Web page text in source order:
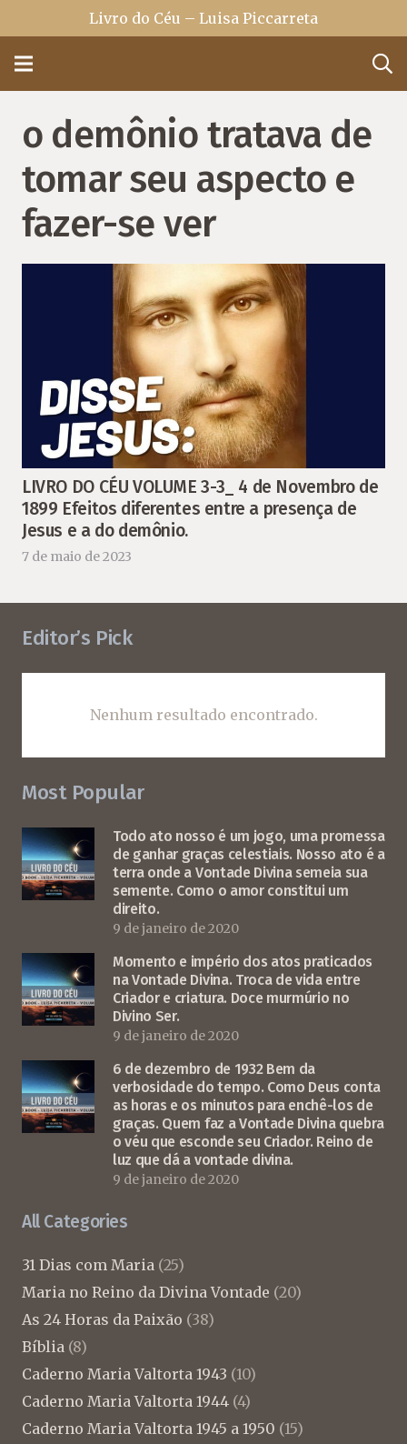
Livro do Céu – Luisa Piccarreta
o demônio tratava de
tomar seu aspecto e
fazer-se ver
LIVRO DO CÉU VOLUME 3-3_ 4 de Novembro de
1899 Efeitos diferentes entre a presença de
Jesus e a do demônio.
7 de maio de 2023
Editor’s Pick
Nenhum resultado encontrado.
Most Popular
Todo ato nosso é um jogo, uma promessa
de ganhar graças celestiais. Nosso ato é a
terra onde a Vontade Divina semeia sua
semente. Como o amor constitui um
direito.
9 de janeiro de 2020
Momento e império dos atos praticados
na Vontade Divina. Troca de vida entre
Criador e criatura. Doce murmúrio no
Divino Ser.
9 de janeiro de 2020
6 de dezembro de 1932 Bem da
verbosidade do tempo. Como Deus conta
as horas e os minutos para enchê-los de
graças. Quem faz a Vontade Divina quebra
o véu que esconde seu Criador. Reino de
luz que dá a vontade divina.
9 de janeiro de 2020
All Categories
31 Dias com Maria (25)
Maria no Reino da Divina Vontade (20)
As 24 Horas da Paixão (38)
Bíblia (8)
Caderno Maria Valtorta 1943 (10)
Caderno Maria Valtorta 1944 (4)
Caderno Maria Valtorta 1945 a 1950 (15)